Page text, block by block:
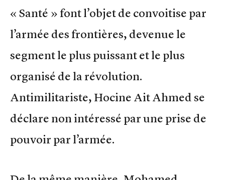
« Santé » font l’objet de convoitise par
l’armée des frontières, devenue le
segment le plus puissant et le plus
organisé de la révolution.
Antimilitariste, Hocine Ait Ahmed se
déclare non intéressé par une prise de
pouvoir par l’armée.